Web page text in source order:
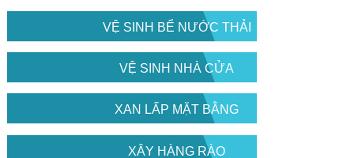
VỆ SINH BỂ NƯỚC THẢI
VỆ SINH NHÀ CỬA
XAN LẤP MẶT BẰNG
XÂY HÀNG RÀO